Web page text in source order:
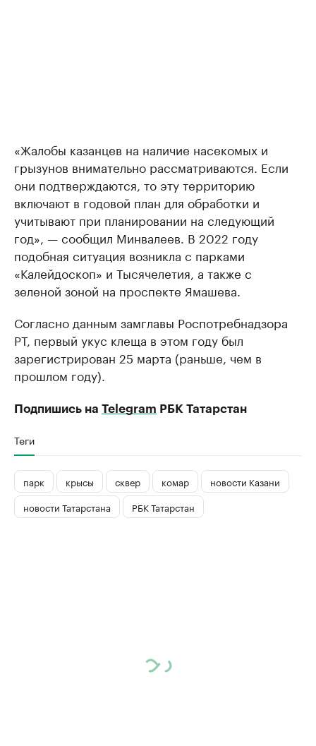
«Жалобы казанцев на наличие насекомых и
грызунов внимательно рассматриваются. Если
они подтверждаются, то эту территорию
включают в годовой план для обработки и
учитывают при планировании на следующий
год», — сообщил Минвалеев. В 2022 году
подобная ситуация возникла с парками
«Калейдоскоп» и Тысячелетия, а также с
зеленой зоной на проспекте Ямашева.
Согласно данным замглавы Роспотребнадзора
РТ, первый укус клеща в этом году был
зарегистрирован 25 марта (раньше, чем в
прошлом году).
Подпишись на Telegram РБК Татарстан
Теги
парк крысы сквер комар
новости Казани
новости Татарстана
РБК Татарстан